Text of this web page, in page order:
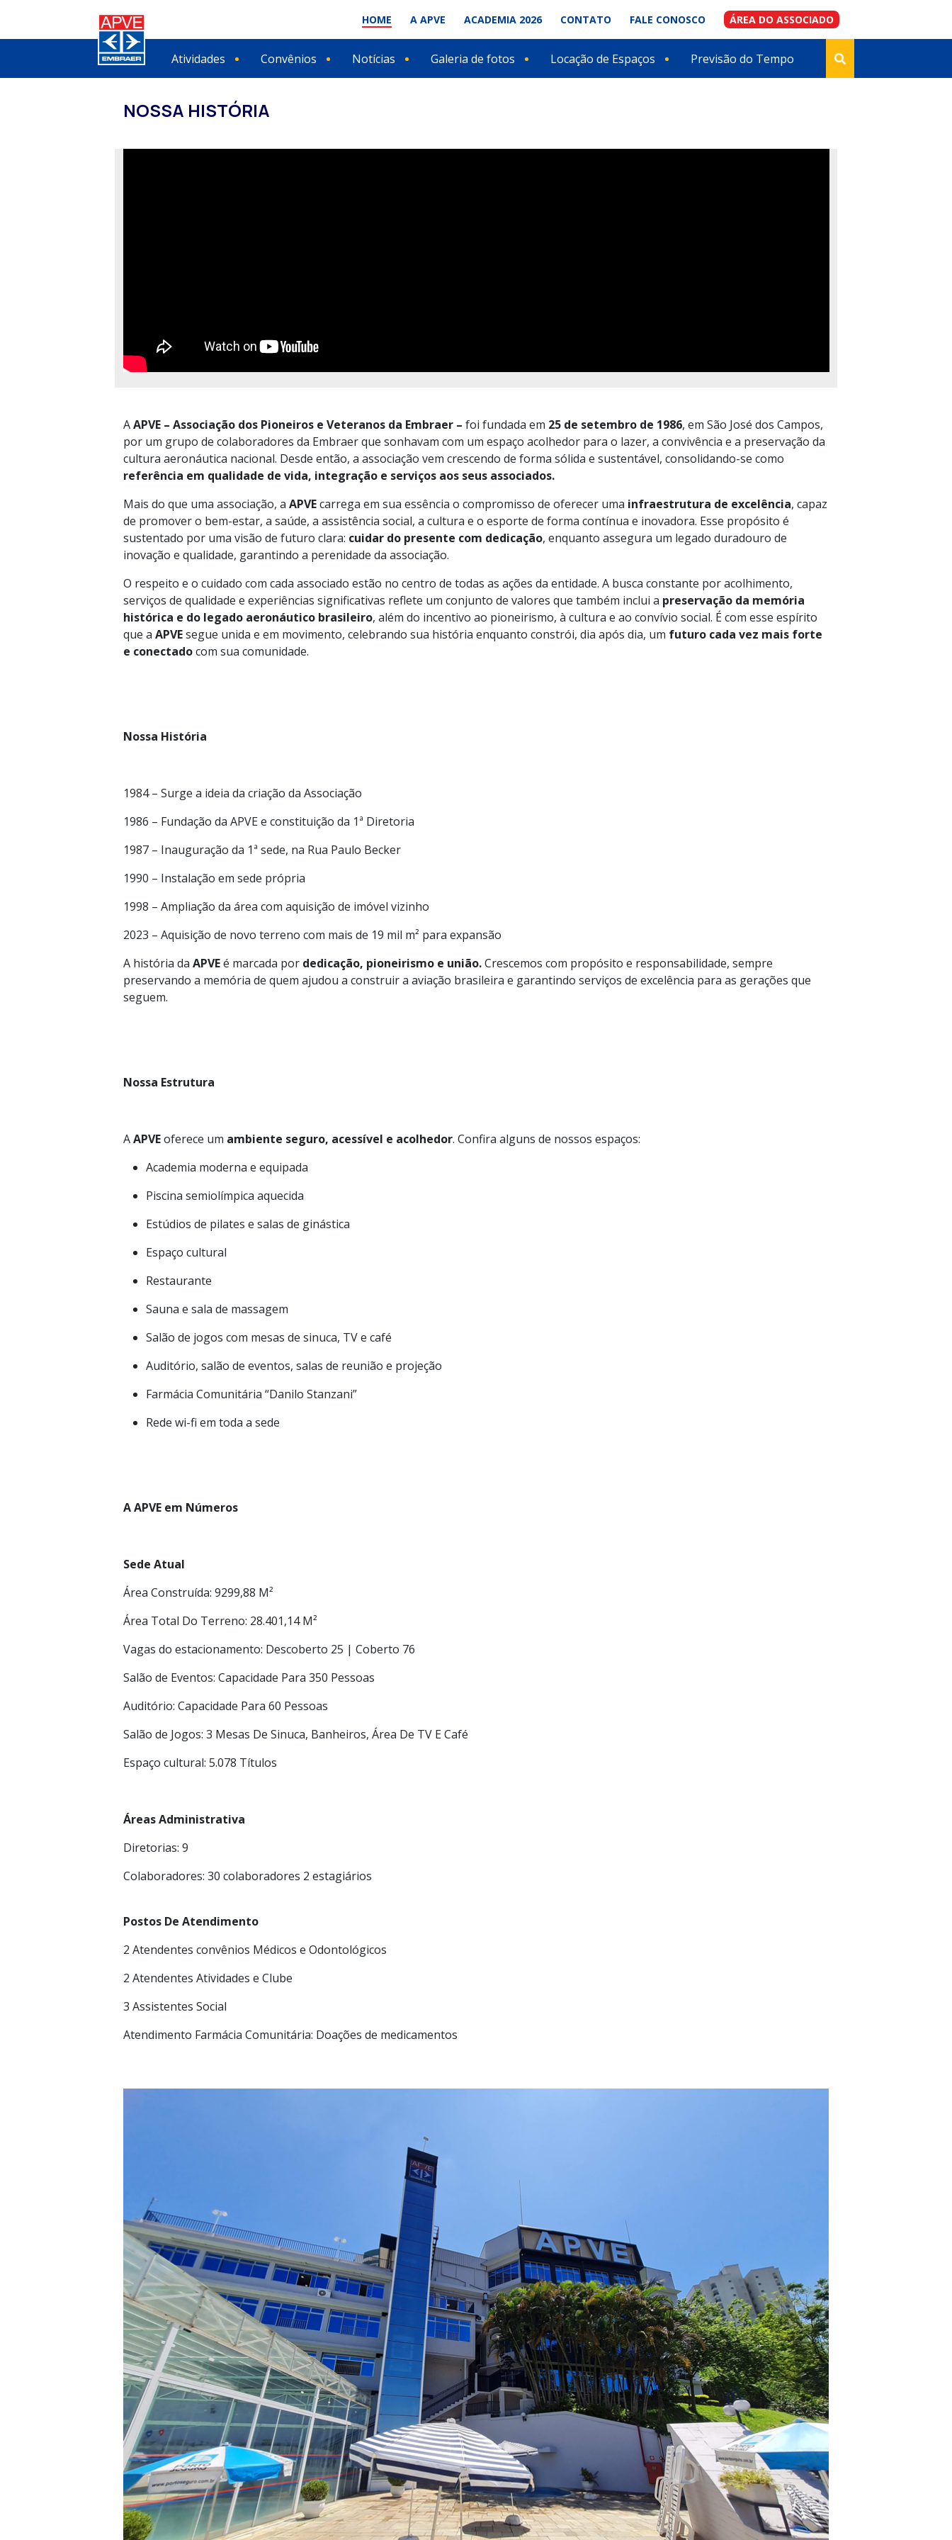
HOME A APVE ACADEMIA 2026 CONTATO FALE CONOSCO ÁREA DO ASSOCIADO
Atividades Convênios Notícias Galeria de fotos Locação de Espaços Previsão do Tempo
NOSSA HISTÓRIA
AAPVE – Associação dos Pioneiros e Veteranos da Embraer – foi fundada em 25 de setembro de 1986, em São José dos Campos,
por um grupo de colaboradores da Embraer que sonhavam com um espaço acolhedor para o lazer, a convivência e a preservação da
cultura aeronáutica nacional. Desde então, a associação vem crescendo de forma sólida e sustentável, consolidando-se como
referência em qualidade de vida, integração e serviços aos seus associados.
Mais do que uma associação, a APVEcarrega em sua essência o compromisso de oferecer uma infraestrutura de excelência, capaz
de promover o bem-estar, a saúde, a assistência social, a cultura e o esporte de forma contínua e inovadora. Esse propósito é
sustentado por uma visão de futuro clara: cuidar do presente com dedicação, enquanto assegura um legado duradouro de
inovação e qualidade, garantindo a perenidade da associação.
O respeito e o cuidado com cada associado estão no centro de todas as ações da entidade. A busca constante por acolhimento,
serviços de qualidade e experiências significativas reflete um conjunto de valores que também inclui a preservação da memória
histórica e do legado aeronáutico brasileiro, além do incentivo ao pioneirismo, à cultura e ao convívio social. É com esse espírito
que a APVEsegue unida e em movimento, celebrando sua história enquanto constrói, dia após dia, um futuro cada vez mais forte
e conectadocom sua comunidade.
Nossa História
1984 – Surge a ideia da criação da Associação
1986 – Fundação da APVE e constituição da 1ª Diretoria
1987 – Inauguração da 1ª sede, na Rua Paulo Becker
1990 – Instalação em sede própria
1998 – Ampliação da área com aquisição de imóvel vizinho
2023 – Aquisição de novo terreno com mais de 19 mil m² para expansão
A história da APVEé marcada por dedicação, pioneirismo e união.Crescemos com propósito e responsabilidade, sempre
preservando a memória de quem ajudou a construir a aviação brasileira e garantindo serviços de excelência para as gerações que
seguem.
Nossa Estrutura
AAPVEoferece um ambiente seguro, acessível e acolhedor. Confira alguns de nossos espaços:
Academia moderna e equipada
Piscina semiolímpica aquecida
Estúdios de pilates e salas de ginástica
Espaço cultural
Restaurante
Sauna e sala de massagem
Salão de jogos com mesas de sinuca, TV e café
Auditório, salão de eventos, salas de reunião e projeção
Farmácia Comunitária “Danilo Stanzani”
Rede wi-fi em toda a sede
A APVE em Números
Sede Atual
Área Construída: 9299,88 M²
Área Total Do Terreno: 28.401,14 M²
Vagas do estacionamento: Descoberto 25 | Coberto 76
Salão de Eventos: Capacidade Para 350 Pessoas
Auditório: Capacidade Para 60 Pessoas
Salão de Jogos: 3 Mesas De Sinuca, Banheiros, Área De TV E Café
Espaço cultural: 5.078 Títulos
Áreas Administrativa
Diretorias: 9
Colaboradores: 30 colaboradores 2 estagiários
Postos De Atendimento
2 Atendentes convênios Médicos e Odontológicos
2 Atendentes Atividades e Clube
3 Assistentes Social
Atendimento Farmácia Comunitária: Doações de medicamentos